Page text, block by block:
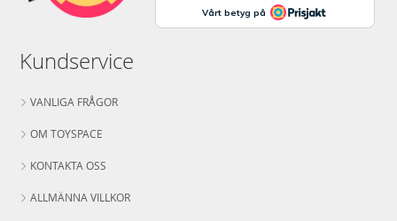
Kundservice
VANLIGA FRÅGOR
OM TOYSPACE
KONTAKTA OSS
ALLMÄNNA VILLKOR